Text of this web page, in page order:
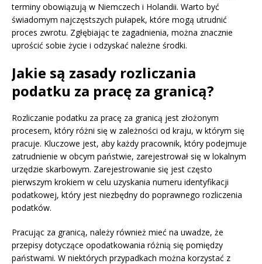
terminy obowiązują w Niemczech i Holandii. Warto być
świadomym najczęstszych pułapek, które mogą utrudnić
proces zwrotu. Zgłębiając te zagadnienia, można znacznie
uprościć sobie życie i odzyskać należne środki.
Jakie są zasady rozliczania
podatku za pracę za granicą?
Rozliczanie podatku za pracę za granicą jest złożonym
procesem, który różni się w zależności od kraju, w którym się
pracuje. Kluczowe jest, aby każdy pracownik, który podejmuje
zatrudnienie w obcym państwie, zarejestrował się w lokalnym
urzędzie skarbowym. Zarejestrowanie się jest często
pierwszym krokiem w celu uzyskania numeru identyfikacji
podatkowej, który jest niezbędny do poprawnego rozliczenia
podatków.
Pracując za granicą, należy również mieć na uwadze, że
przepisy dotyczące opodatkowania różnią się pomiędzy
państwami. W niektórych przypadkach można korzystać z